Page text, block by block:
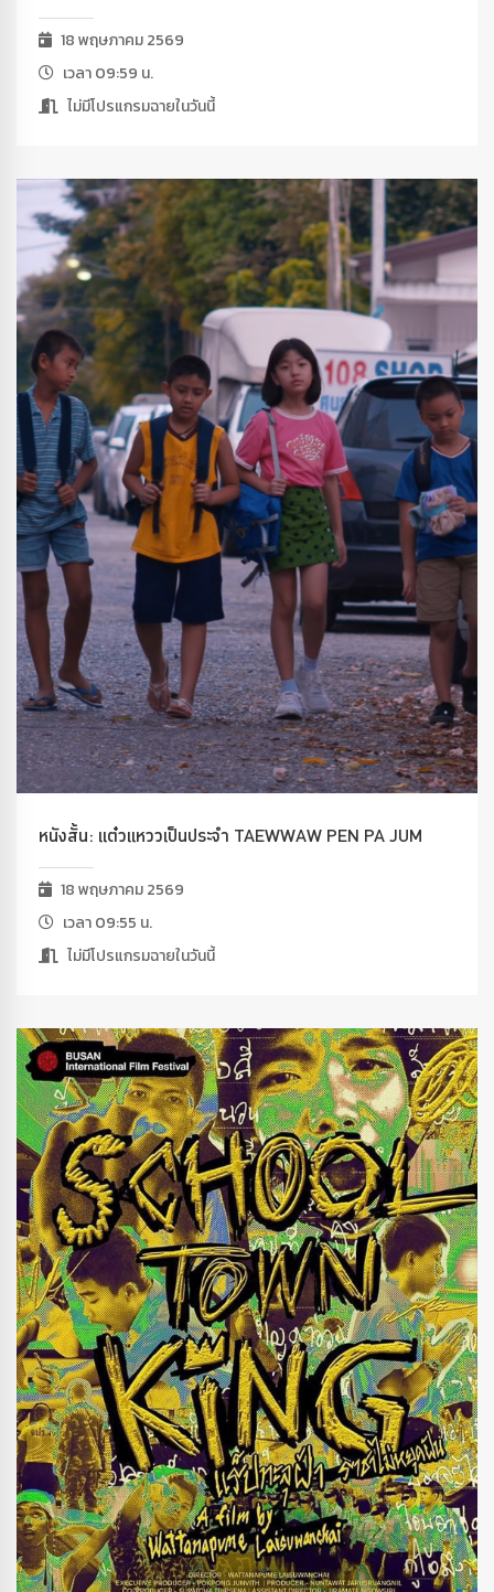
18 พฤษภาคม 2569
เวลา 09:59 น.
ไม่มีโปรแกรมฉายในวันนี้
หนังสั้น: แต๋วแหววเป็นประจำ TAEWWAW PEN PA JUM
18 พฤษภาคม 2569
เวลา 09:55 น.
ไม่มีโปรแกรมฉายในวันนี้